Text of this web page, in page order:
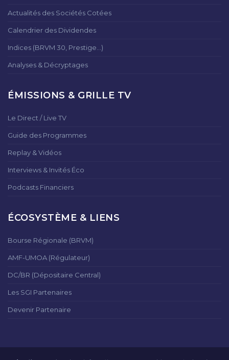
Actualités des Sociétés Cotées
Calendrier des Dividendes
Indices (BRVM 30, Prestige...)
Analyses & Décryptages
ÉMISSIONS & GRILLE TV
Le Direct / Live TV
Guide des Programmes
Replay & Vidéos
Interviews & Invités Éco
Podcasts Financiers
ÉCOSYSTÈME & LIENS
Bourse Régionale (BRVM)
AMF-UMOA (Régulateur)
DC/BR (Dépositaire Central)
Les SGI Partenaires
Devenir Partenaire